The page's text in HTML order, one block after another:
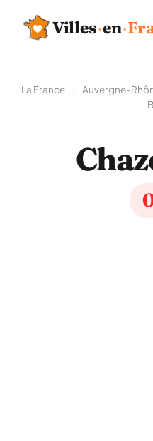
Villes·en·
La France Auvergne-